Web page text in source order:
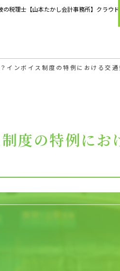
税理士【山本たかし会計事務所】クラウド
インボイス制度の特例における交
度の特例にお